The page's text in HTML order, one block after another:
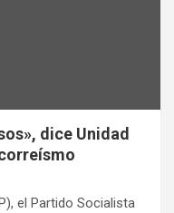
dice Unidad
el Partido Socialista